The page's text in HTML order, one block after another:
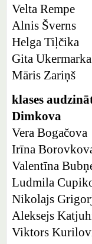
Velta Rempe
Alnis Šverns
Helga Tiļčika
Gita Ukermarka
Māris Zariņš
klases
Dimkova
Vera Bogačova
Irīna
Valentīna
Ludmila
Nikolajs
Aleksejs
Viktors